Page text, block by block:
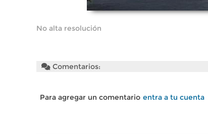
No alta resolución
Comentarios:
Para agregar un comentario entra a tu cuenta